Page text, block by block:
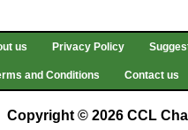
us Privacy Policy
and Conditions Contact us
Copyright © 2026 CCL